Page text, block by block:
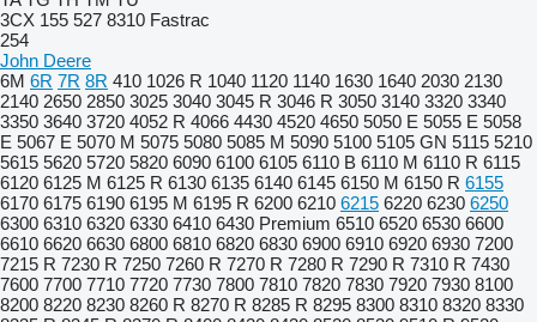
3CX 155 527 8310 Fastrac
254
John Deere
6M 6R 7R 8R 410 1026 R 1040 1120 1140 1630 1640 2030 2130
2140 2650 2850 3025 3040 3045 R 3046 R 3050 3140 3320 3340
3350 3640 3720 4052 R 4066 4430 4520 4650 5050 E 5055 E 5058
E 5067 E 5070 M 5075 5080 5085 M 5090 5100 5105 GN 5115 5210
5615 5620 5720 5820 6090 6100 6105 6110 B 6110 M 6110 R 6115
6120 6125 M 6125 R 6130 6135 6140 6145 6150 M 6150 R 6155
6170 6175 6190 6195 M 6195 R 6200 6210 6215 6220 6230 6250
6300 6310 6320 6330 6410 6430 Premium 6510 6520 6530 6600
6610 6620 6630 6800 6810 6820 6830 6900 6910 6920 6930 7200
7215 R 7230 R 7250 7260 R 7270 R 7280 R 7290 R 7310 R 7430
7600 7700 7710 7720 7730 7800 7810 7820 7830 7920 7930 8100
8200 8220 8230 8260 R 8270 R 8285 R 8295 8300 8310 8320 8330